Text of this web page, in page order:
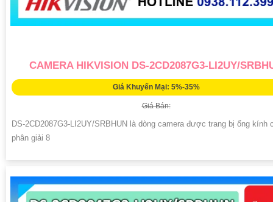
CAMERA HIKVISION DS-2CD2087G3-LI2UY/
Giá Khuyến Mại: 5%-35%
Giá Bán:
DS-2CD2087G3-LI2UY/SRBHUN là dòng camera được trang bị ống kính
phân giải 8